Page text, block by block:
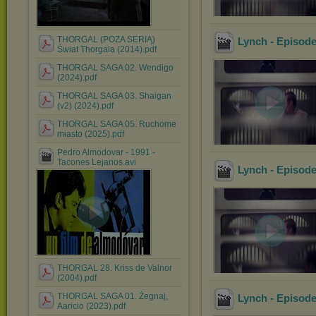
THORGAL (POZA SERIĄ)
Świat Thorgala (2014).pdf
THORGAL SAGA 02. Wendigo
(2024).pdf
THORGAL SAGA 03. Shaigan
(v2) (2024).pdf
THORGAL SAGA 05. Ruchome
miasto (2025).pdf
Pedro Almodovar - 1991 -
Tacones Lejanos.avi
THORGAL 28. Kriss de Valnor
(2004).pdf
THORGAL SAGA 01. Żegnaj,
Aaricio (2023).pdf
Lynch -
Lynch -
Lynch -